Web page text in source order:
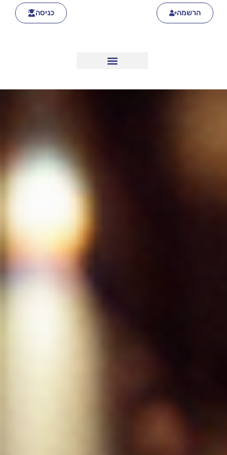
הרשמה כניסה